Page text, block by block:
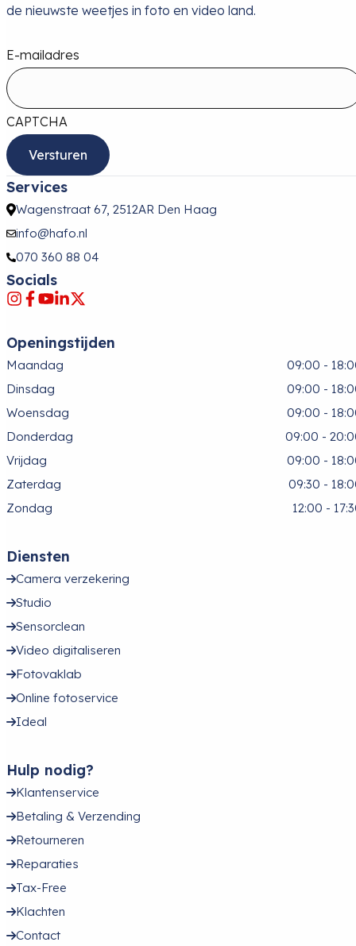
de nieuwste weetjes in foto en video land.
E-mailadres
CAPTCHA
Services
Wagenstraat 67, 2512AR Den Haag
info@hafo.nl
070 360 88 04
Socials
Openingstijden
Maandag
09:00 -
Dinsdag
09:00 -
Woensdag
09:00 -
Donderdag
09:00 -
Vrijdag
09:00 -
Zaterdag
09:30 -
Zondag
12:00 -
Diensten
Camera verzekering
Studio
Sensorclean
Video digitaliseren
Fotovaklab
Online fotoservice
Ideal
Hulp nodig?
Klantenservice
Betaling & Verzending
Retourneren
Reparaties
Tax-Free
Klachten
Contact